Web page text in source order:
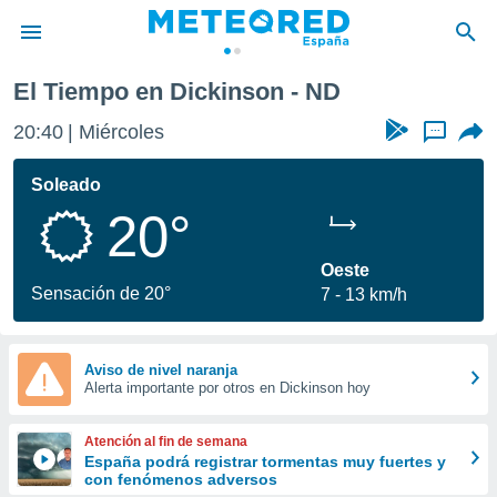
de
por
que se
calidad.
a este
las
y
forma
digital
basada
El Tiempo en Dickinson - ND
20:40 Miércoles ...
Soleado
20°
Sensación de 20°
Oeste
7
13 km/h
Aviso de nivel naranja
Alerta importante por otros en Dickinson hoy
Atención al fin de semana
España podrá registrar tormentas muy fuertes y
con fenómenos adversos